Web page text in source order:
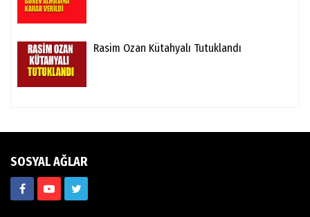
Rasim Ozan Kütahyalı Tutuklandı
SOSYAL AĞLAR